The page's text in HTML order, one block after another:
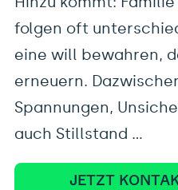
folgen oft
eine will bewahren,
erneuern.
Spannungen,
auch Stillstand …
JETZT